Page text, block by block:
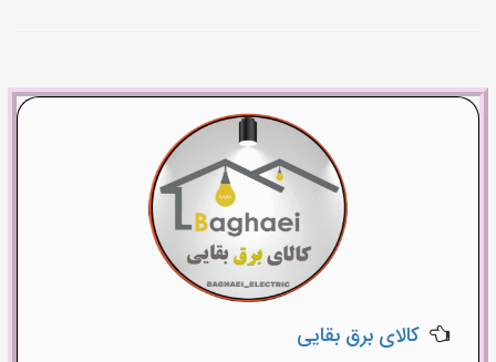
کالای برق بقایی